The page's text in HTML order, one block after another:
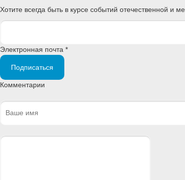
Хотите всегда быть в курсе событий отечественной
Электронная почта *
Подписаться
Комментарии